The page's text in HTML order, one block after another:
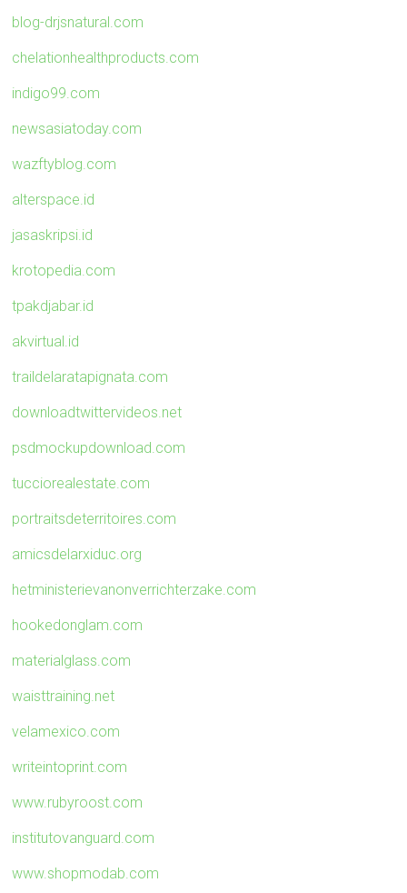
blog-drjsnatural.com
chelationhealthproducts.com
indigo99.com
newsasiatoday.com
wazftyblog.com
alterspace.id
jasaskripsi.id
krotopedia.com
tpakdjabar.id
akvirtual.id
traildelaratapignata.com
downloadtwittervideos.net
psdmockupdownload.com
tucciorealestate.com
portraitsdeterritoires.com
amicsdelarxiduc.org
hetministerievanonverrichterzake.com
hookedonglam.com
materialglass.com
waisttraining.net
velamexico.com
writeintoprint.com
www.rubyroost.com
institutovanguard.com
www.shopmodab.com